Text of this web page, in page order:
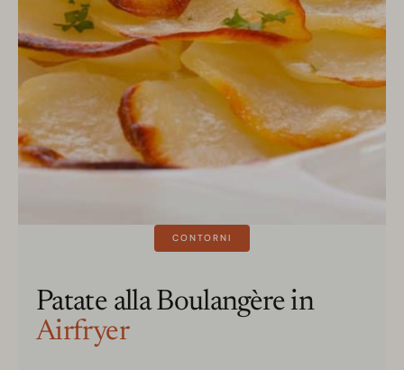
CONTORNI
Patate alla Boulangère in
Airfryer